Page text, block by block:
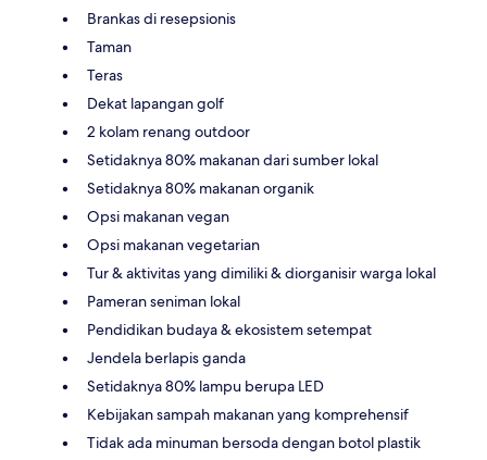
Brankas di resepsionis
Taman
Teras
Dekat lapangan golf
2 kolam renang outdoor
Setidaknya 80% makanan dari sumber lokal
Setidaknya 80% makanan organik
Opsi makanan vegan
Opsi makanan vegetarian
Tur & aktivitas yang dimiliki & diorganisir warga lokal
Pameran seniman lokal
Pendidikan budaya & ekosistem setempat
Jendela berlapis ganda
Setidaknya 80% lampu berupa LED
Kebijakan sampah makanan yang komprehensif
Tidak ada minuman bersoda dengan botol plastik